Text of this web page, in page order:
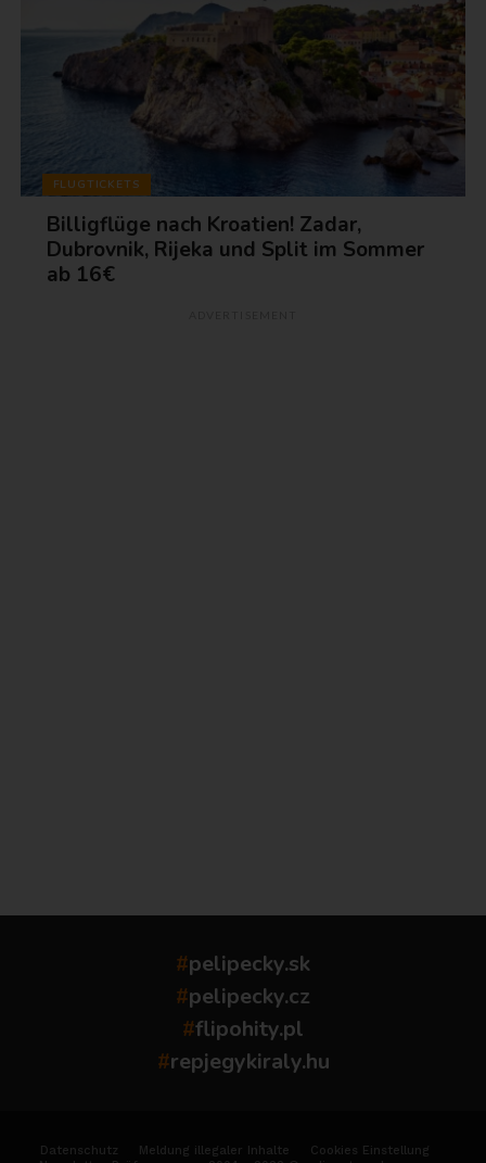
FLUGTICKETS
Billigflüge nach Kroatien! Zadar,
Dubrovnik, Rijeka und Split im Sommer
ab 16€
#pelipecky.sk
#pelipecky.cz
#flipohity.pl
#repjegykiraly.hu
Datenschutz Meldung illegaler Inhalte
Cookies Einstellung